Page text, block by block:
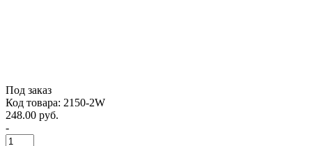
Под заказ
Код товара: 2150-2W
248.00 руб.
-